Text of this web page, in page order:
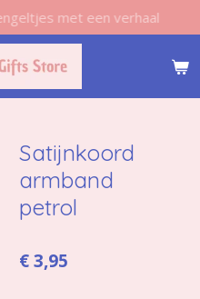
met een verhaal
Satijnkoord
armband
petrol
€ 3,95